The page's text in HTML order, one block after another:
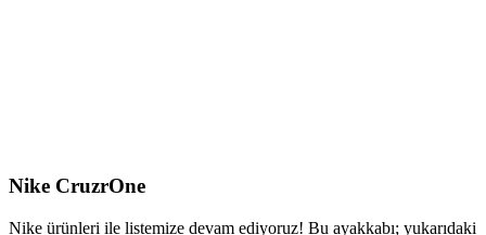
Nike CruzrOne
Nike ürünleri ile listemize devam ediyoruz! Bu ayakkabı; yukarıdaki